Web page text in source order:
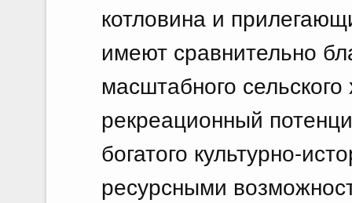
котловина и
имеют сравнительно
масштабного
рекреационный
богатого культурно-
ресурсными